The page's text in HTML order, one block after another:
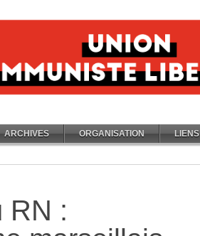
ARCHIVES ORGANISATION LIENS
RN :